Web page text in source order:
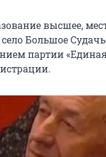
высшее,
село Большое
партии